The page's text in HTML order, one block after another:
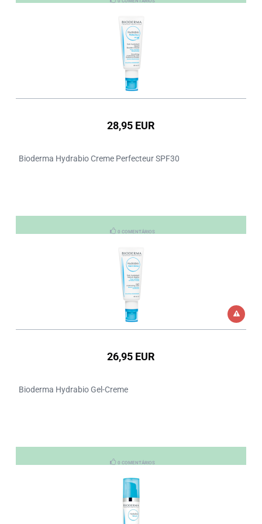
28,95 EUR
Bioderma Hydrabio Creme Perfecteur SPF30
0 COMENTÁRIOS
26,95 EUR
Bioderma Hydrabio Gel-Creme
0 COMENTÁRIOS